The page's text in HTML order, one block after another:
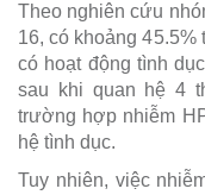
Theo nghiên cứu
16, có khoảng 45.5%
có hoạt động tình
sau khi quan hệ 4
trường hợp nhiễm
hệ tình dục.
Tuy nhiên, việc